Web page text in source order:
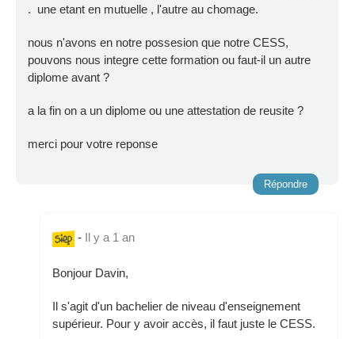
. une etant en mutuelle , l'autre au chomage.
nous n'avons en notre possesion que notre CESS,
pouvons nous integre cette formation ou faut-il un autre
diplome avant ?
a la fin on a un diplome ou une attestation de reusite ?
merci pour votre reponse
Répondre
- Il y a 1 an
Bonjour Davin,
Il s'agit d'un bachelier de niveau d'enseignement
supérieur. Pour y avoir accès, il faut juste le CESS.